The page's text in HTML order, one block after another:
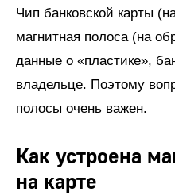
Чип банковской карты
магнитная полоса (на
данные о «пластике»,
владельце. Поэтому
полосы очень важен.
Как устроена
на карте